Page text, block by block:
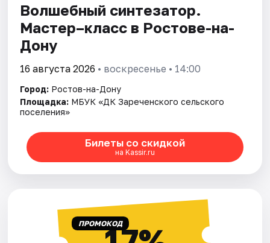
Города
Площадки
Артисты
Рейтинги
Волшебный синтезатор.
Мастер–класс в Ростове-на-
Дону
16 августа 2026 • воскресенье • 14:00
Город: Ростов-на-Дону
Площадка: МБУК «ДК Зареченского сельского
поселения»
Билеты со скидкой
на Kassir.ru
ПРОМОКОД